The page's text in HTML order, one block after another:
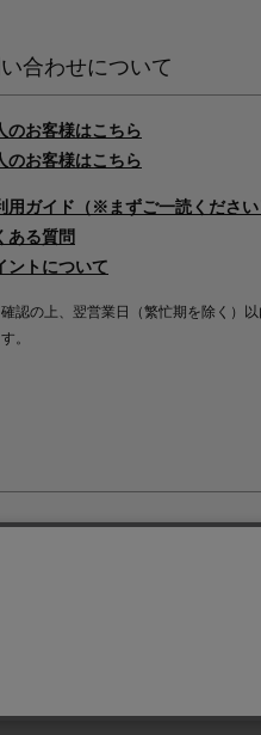
合わせについて
のお客様はこちら
のお客様はこちら
用ガイド（※まずご一読ください
ある質問
ントについて
認の上、翌営業日（繁忙期を除く）
。
は「